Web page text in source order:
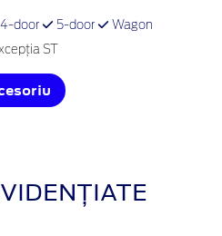
4-door 5-door Wagon
ST